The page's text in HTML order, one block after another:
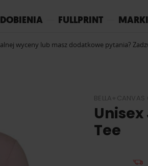
FULLPRINT MARKI
wyceny lub masz dodatkowe pytania?
BELLA+CANVAS
Tee